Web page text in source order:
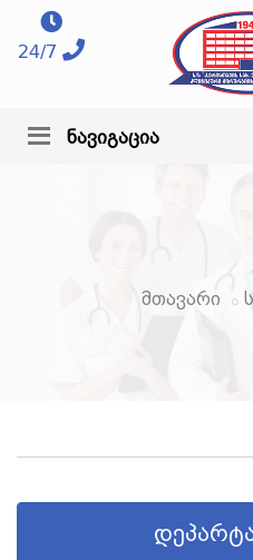
24/7
ნავიგაცია
მთავარი